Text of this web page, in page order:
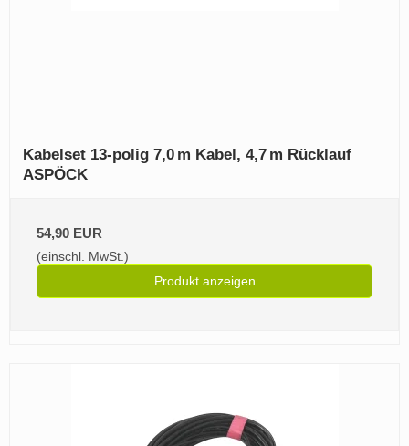
Kabelset 13‑polig 7,0 m Kabel, 4,7 m Rücklauf
ASPÖCK
54,90 EUR
(einschl. MwSt.)
Produkt anzeigen